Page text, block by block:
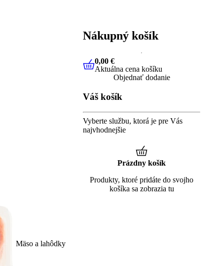
Mäso a lahôdky
Nákupný košík
0,00 €Aktuálna cena košíku
0,00 €
Aktuálna cena košíku
Objednať dodanie
Váš košík
Vyberte službu, ktorá je pre Vás
najvhodnejšie
Prázdny košík
Produkty, ktoré pridáte do svojho
košíka sa zobrazia tu